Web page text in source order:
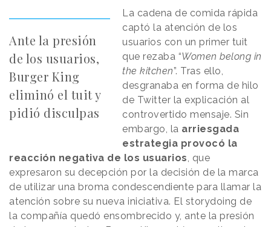
Ante la presión
de los usuarios,
Burger King
eliminó el tuit y
pidió disculpas
La cadena de comida rápida
captó la atención de los
usuarios con un primer tuit
que rezaba “Women belong in
the kitchen”. Tras ello,
desgranaba en forma de hilo
de Twitter la explicación al
controvertido mensaje. Sin
embargo, la arriesgada
estrategia provocó la
reacción negativa de los usuarios, que
expresaron su decepción por la decisión de la marca
de utilizar una broma condescendiente para llamar la
atención sobre su nueva iniciativa. El storydoing de
la compañía quedó ensombrecido y, ante la presión